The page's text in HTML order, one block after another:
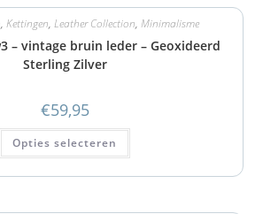
, Kettingen, Leather Collection, Minimalisme
– vintage bruin leder – Geoxideerd
Sterling Zilver
€59,95
Opties selecteren